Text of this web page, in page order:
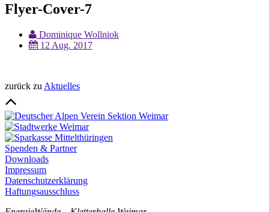
Flyer-Cover-7
Dominique Wollniok
12 Aug. 2017
zurück zu Aktuelles
Spenden & Partner
Downloads
Impressum
Datenschutzerklärung
Haftungsausschluss